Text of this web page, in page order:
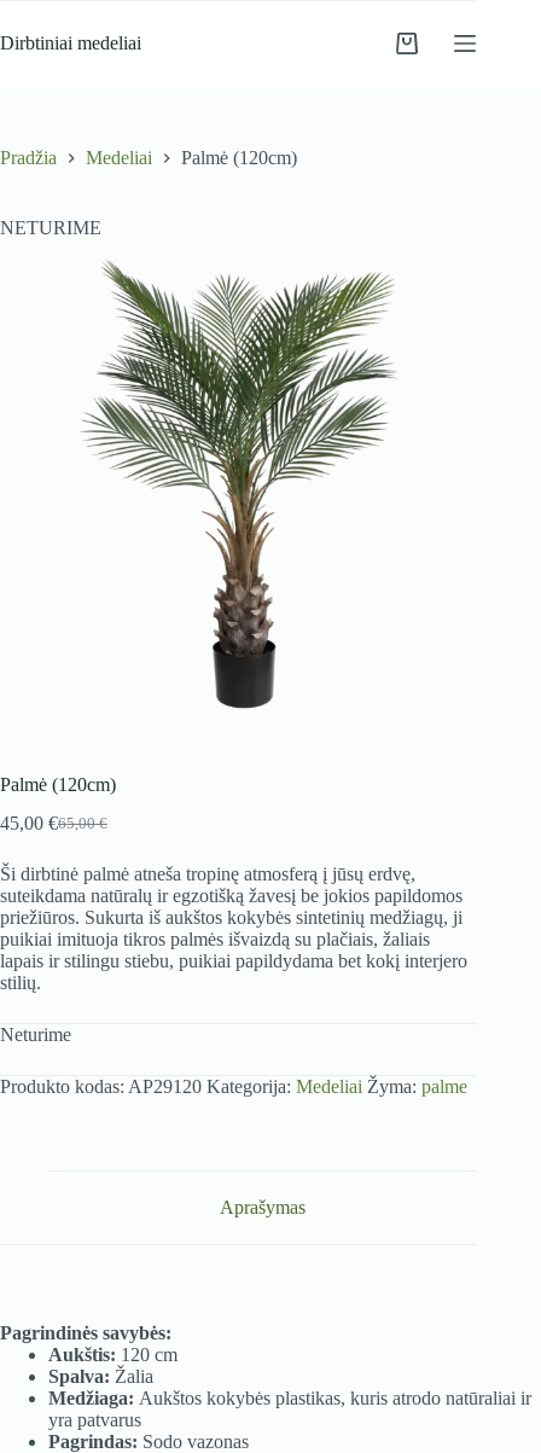
content
Dirbtiniai medeliai Krepšelis
Pradžia Medeliai Palmė (120cm)
NETURIME
Palmė (120cm)
65,00€
Original
was:
65,00 €.
45,00 €Current
is:
45,00 €.
Ši dirbtinė palmė atneša tropinę atmosferą į jūsų erdvę,
suteikdama natūralų ir egzotišką žavesį be jokios papildomos
priežiūros. Sukurta iš aukštos kokybės sintetinių medžiagų, ji
puikiai imituoja tikros palmės išvaizdą su plačiais, žaliais
lapais ir stilingu stiebu, puikiai papildydama bet kokį interjero
stilių.
Neturime
Produkto kodas: AP29120 Kategorija: Medeliai Žyma: palme
Aprašymas
Pagrindinės savybės:
Aukštis: 120 cm
Spalva: Žalia
Medžiaga: Aukštos kokybės plastikas, kuris atrodo natūraliai ir
yra patvarus
Pagrindas: Sodo vazonas